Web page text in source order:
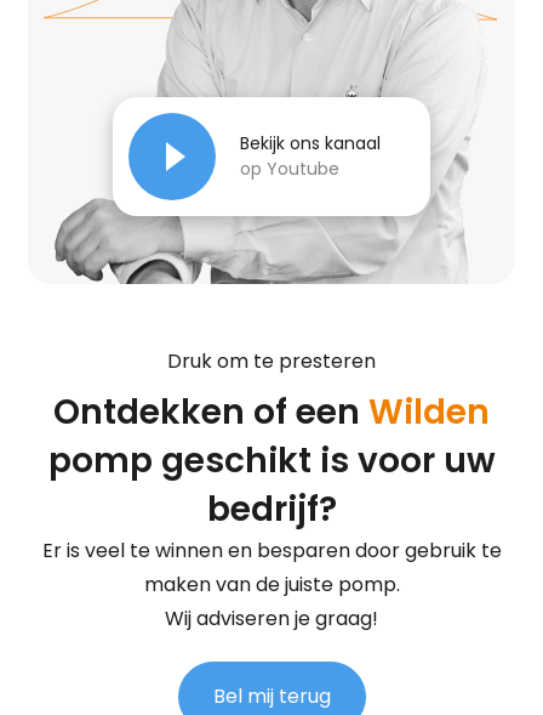
Bekijk ons kanaal
op Youtube
Druk om te presteren
Ontdekken of een Wilden
pomp geschikt is voor uw
bedrijf?
Er is veel te winnen en besparen door gebruik te
maken van de juiste pomp.
Wij adviseren je graag!
Bel mij terug